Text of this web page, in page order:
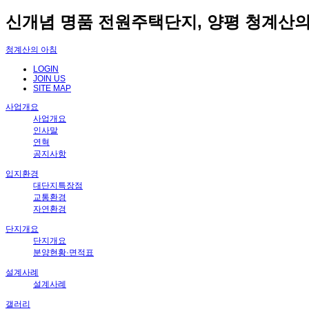
신개념 명품 전원주택단지, 양평 청계산
청계산의 아침
LOGIN
JOIN US
SITE MAP
사업개요
사업개요
인사말
연혁
공지사항
입지환경
대단지특장점
교통환경
자연환경
단지개요
단지개요
분양현황·면적표
설계사례
설계사례
갤러리